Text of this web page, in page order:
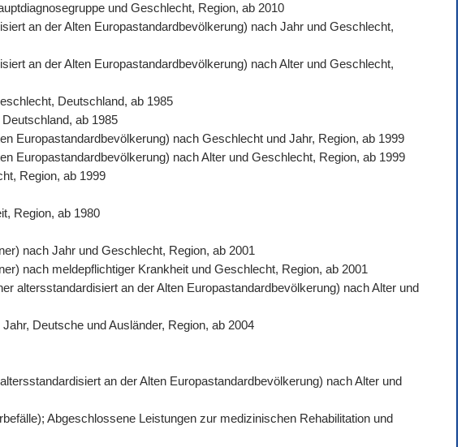
und Geschlecht, Region, ab 2010
an der Alten Europastandardbevölkerung) nach Jahr und Geschlecht,
an der Alten Europastandardbevölkerung) nach Alter und Geschlecht,
Deutschland, ab 1985
ab 1985
Europastandardbevölkerung) nach Geschlecht und Jahr, Region, ab 1999
Europastandardbevölkerung) nach Alter und Geschlecht, Region, ab 1999
Region, ab 1999
Region, ab 1980
nach Jahr und Geschlecht, Region, ab 2001
nach meldepflichtiger Krankheit und Geschlecht, Region, ab 2001
altersstandardisiert an der Alten Europastandardbevölkerung) nach Alter und
Deutsche und Ausländer, Region, ab 2004
an der Alten Europastandardbevölkerung) nach Alter und
Abgeschlossene Leistungen zur medizinischen Rehabilitation und